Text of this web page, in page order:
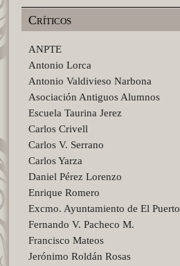
Críticos
ANPTE
Antonio Lorca
Antonio Valdivieso Narbona
Asociación Antiguos Alumnos
Escuela Taurina Jerez
Carlos Crivell
Carlos V. Serrano
Carlos Yarza
Daniel Pérez Lorenzo
Enrique Romero
Excmo. Ayuntamiento de El Puerto
Fernando V. Pacheco M.
Francisco Mateos
Jerónimo Roldán Rosas